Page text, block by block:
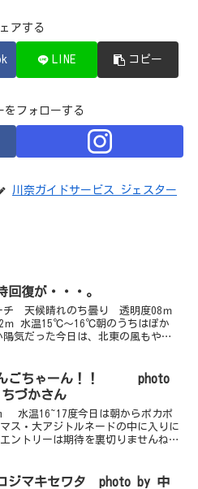
アする
LINE コピー
をフォローする
川奈ガイドサービス ジェスター
回復が・・・。
チ 天候晴れのち曇り 透明度08ｍ
ｍ 水温15℃～16℃朝のうちはぽか
陽気だった今日は、北東の風もや
りましたが、きのうまでの時化と比
らだいぶ静かに...
ごちゃーん！！ photo
づかさん
温16~17度今日は朝からポカポ
ス・大アジトルネードの中に入りに
ントリーは期待を裏切りませんね
ジマキセワタ photo by 中